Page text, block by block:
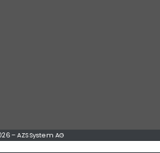
– AZS System AG